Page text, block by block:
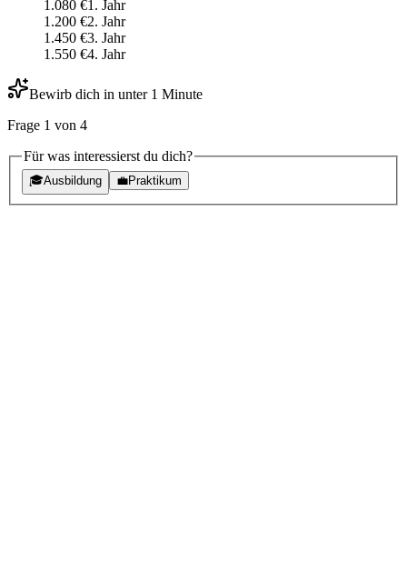
1.080 €1 . Jahr
1.200 €2. Jahr
1.450 €3. Jahr
1.550 €4. Jahr
Bewirb dich in unter 1 Minute
Frage 1 von 4
Für was interessierst du dich?
🎓Ausbildung 💼Praktikum